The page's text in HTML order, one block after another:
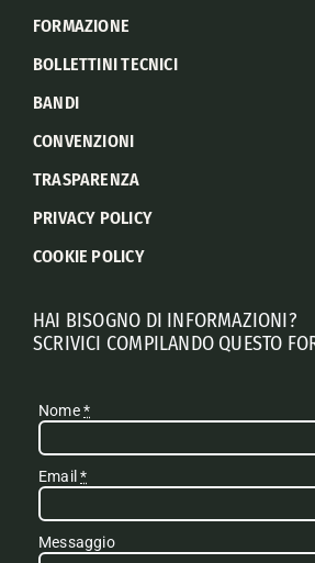
FORMAZIONE
BOLLETTINI TECNICI
BANDI
CONVENZIONI
TRASPARENZA
PRIVACY POLICY
COOKIE POLICY
HAI BISOGNO DI INFORMAZIONI?
SCRIVICI COMPILANDO QUESTO
Nome*
Email*
Messaggio